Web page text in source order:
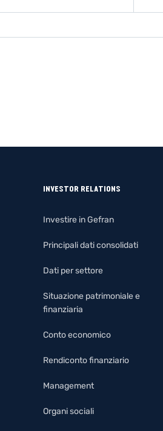
SCOPRI DI PIÙ
INVESTOR RELATIONS
Investire in Gefran
Principali dati consolidati
Dati per settore
Situazione patrimoniale e
finanziaria
Conto economico
Rendiconto finanziario
Management
Organi sociali